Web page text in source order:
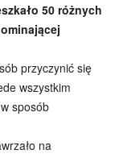
50 różnych
przyczynić się
wszystkim
sposób
na